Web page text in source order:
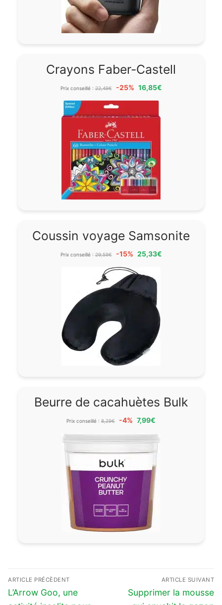
Crayons Faber-Castell
Prix conseillé :22,49€ -25% 16,85€
Coussin voyage Samsonite
Prix conseillé :29,59€ -15% 25,33€
Beurre de cacahuètes Bulk
Prix conseillé : 8,29€ -4% 7,99€
Navigation
de
ARTICLE PRÉCÈDENT
Previous
L’Arrow Goo, une
ARTICLE SUIVANT
Next
Supprimer la mousse